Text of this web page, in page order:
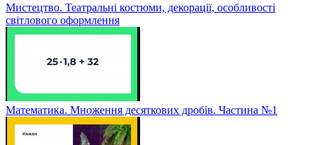
Мистецтво. Театральні костюми, декорації, особливості
світлового оформлення
Математика. Множення десяткових дробів. Частина №1